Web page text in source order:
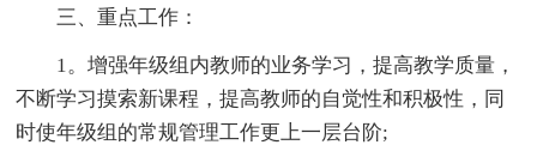
三、重点工作：
1。增强年级组内教师的业务学习，提高教学质量，
不断学习摸索新课程，提高教师的自觉性和积极性，同
时使年级组的常规管理工作更上一层台阶;